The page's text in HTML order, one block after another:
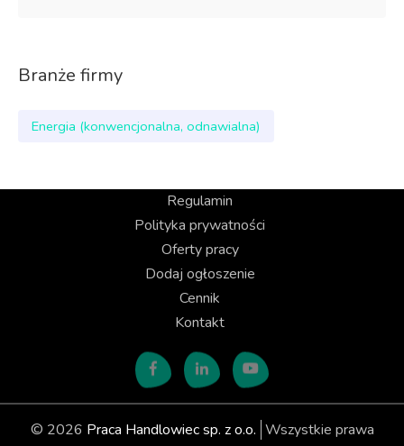
Branże firmy
Energia (konwencjonalna, odnawialna)
Regulamin
Polityka prywatności
Oferty pracy
Dodaj ogłoszenie
Cennik
Kontakt
© 2026 Praca Handlowiec sp. z o.o. Wszystkie prawa